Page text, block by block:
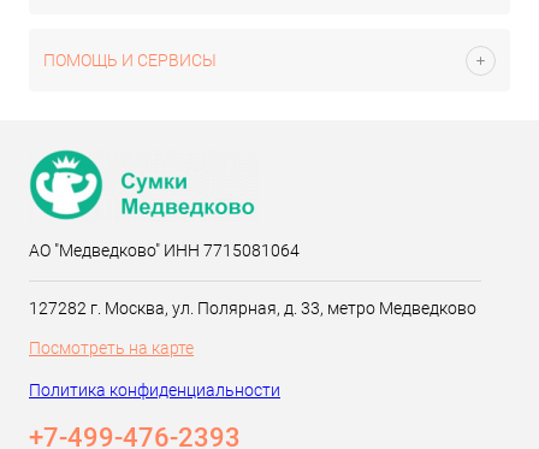
ПОМОЩЬ И СЕРВИСЫ
АО "Медведково" ИНН 7715081064
127282 г. Москва, ул. Полярная, д. 33, метро Медведково
Посмотреть на карте
Политика конфиденциальности
+7-499-476-2393‬